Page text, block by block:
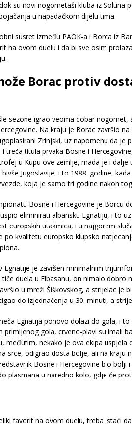
su novi nogometaši kluba iz Soluna
u napadačkom dijelu tima.
susret između PAOK-a i Borca iz
na ovom duelu i da bi sve osim
Borac protiv
sezone igrao veoma dobar
Na kraju je Borac završio
Zrinjski, uz napomenu da je
treća titula prvaka Bosne i
u Kupu ove zemlje, mada je i dalje
Jugoslavije, i to 1988. godine,
koja je samo tri godine nakon
Bosne i Hercegovine je Borcu
eliminirati albansku Egnatiju, i to
europskih utakmica, i u najgorem
po kvalitetu europsko klupsko
Egnatije je završen minimalnim
duela u Elbasanu, on nimalo
u mreži Šiškovskog, a strijelac je
do izjednačenja u 30. minuti, a
Egnatija ponovo dolazi do gola, i
primljenog gola, crveno-plavi su imali
međutim, nekako je ova ekipa uspjela
srce, odigrao dosta bolje, ali na kraju
Bosne i Hercegovine bio bolji
plasmana u naredno kolo, gdje će
favorit na ovom duelu, treba istaći